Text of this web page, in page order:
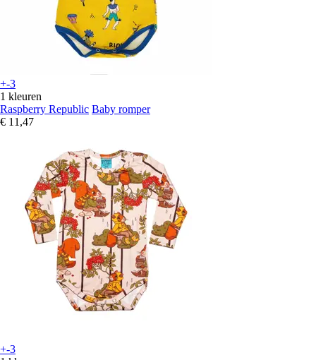
+-3
1 kleuren
Raspberry Republic Baby romper
€ 11,47
+-3